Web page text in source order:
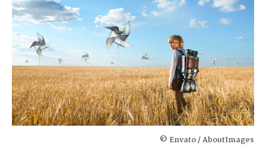
© Envato / AboutImages